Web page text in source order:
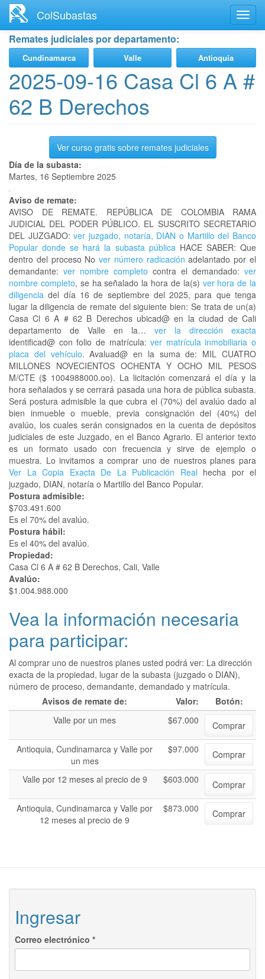
contenido
principal
ColSubastas
Remates judiciales por departamento:
Cundinamarca Valle Antioquia
2025-09-16 Casa Cl 6 A #
62 B Derechos
Ver curso gratis sobre remates judiciales
Día de la subasta:
Martes, 16 Septiembre 2025
Aviso de remate:
AVISO DE REMATE. REPÚBLICA DE COLOMBIA RAMA
JUDICIAL DEL PODER PÚBLICO. EL SUSCRITO SECRETARIO
DEL JUZGADO: ver juzgado, notaría, DIAN o Martillo del Banco
Popular donde se hará la subasta públicaHACE SABER: Que
dentro del proceso Nover número radicación adelantado por el
demandante: ver nombre completo contra el demandado: ver
nombre completo, se ha señalado la hora de la(s) ver hora de la
diligencia del día 16 de septiembre del 2025, para que tenga
lugar la diligencia de remate del siguiente bien: Se trata de un(a)
Casa Cl 6 A # 62 B Derechos ubicad@ en la ciudad de Cali
departamento de Valle en la… ver la dirección exacta
identificad@ con folio de matrícula:ver matrícula inmobiliaria o
placa del vehículo. Avaluad@ en la suma de: MIL CUATRO
MILLONES NOVECIENTOS OCHENTA Y OCHO MIL PESOS
M/CTE ($ 1004988000.oo). La licitación comenzará el día y la
hora señalados y se cerrará pasada una hora de pública subasta.
Será postura admisible la que cubra el (70%) del avalúo dado al
bien inmueble o mueble, previa consignación del (40%) del
avalúo, los cuales serán consignados en la cuenta de depósitos
judiciales de este Juzgado, en el Banco Agrario. El anterior texto
es un formato usado con frecuencia y sirve de ejemplo o
muestra. Lo invitamos a comprar uno de nuestros planes para
Ver La Copia Exacta De La Publicación Real hecha por el
juzgado, DIAN, notaría o Martillo del Banco Popular.
Postura admisible:
$703.491.600
Es el 70% del avalúo.
Postura hábil:
Es el 40% del avalúo.
Propiedad:
Casa Cl 6 A # 62 B Derechos, Cali, Valle
Avalúo:
$1.004.988.000
Vea la información necesaria
para participar:
Al comprar uno de nuestros planes usted podrá ver: La dirección
exacta de la propiedad, lugar de la subasta (juzgado o DIAN),
número de proceso, demandante, demandado y matrícula.
Avisos de remate de:
Valor:
Botón:
Valle por un mes
$67.000
Comprar
Antioquia, Cundinamarca y Valle por
un mes
$97.000 Comprar
Valle por 12 meses al precio de 9 $603.000
Comprar
Antioquia, Cundinamarca y Valle por
12 meses al precio de 9
$873.000 Comprar
Ingresar
Correo electrónico *